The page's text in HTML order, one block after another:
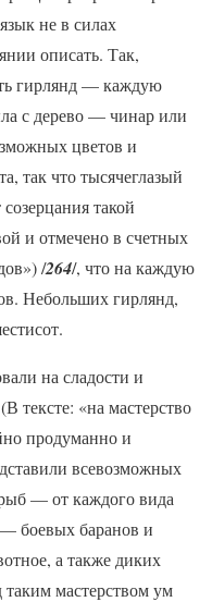
не в силах
описать. Так,
гирлянд — каждую
с дерево — чинар или
цветов и
так что тысячеглазый
такой
и отмечено в счетных
/264/, что на каждую
Небольших гирлянд,
на сладости и
тексте: «на мастерство
продуманно и
всевозможных
— от каждого вида
боевых баранов и
а также диких
мастерством ум